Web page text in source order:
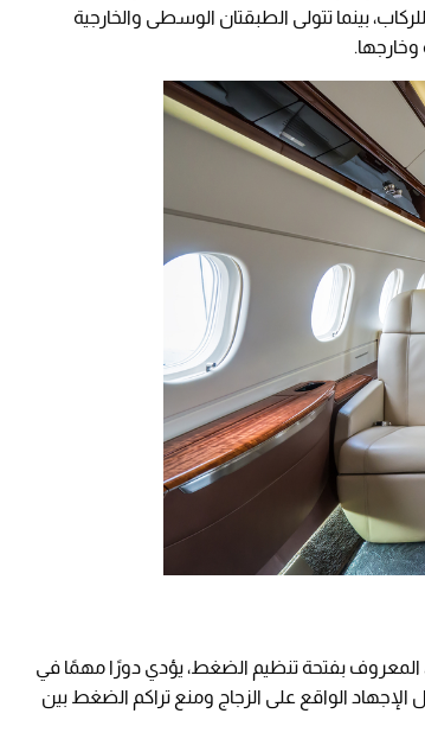
بينما تتولى الطبقتان الوسطى والخارجية
المعروف بفتحة تنظيم الضغط، يؤدي دورًا مهمًا في
الإجهاد الواقع على الزجاج ومنع تراكم الضغط بين